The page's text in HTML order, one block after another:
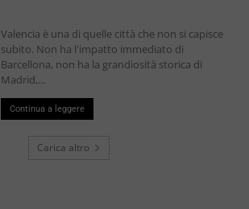
Valencia è una di quelle città che non si capisce
subito. Non ha l'impatto immediato di
Barcellona, non ha la grandiosità storica di
Madrid,...
Continua a leggere
Carica altro